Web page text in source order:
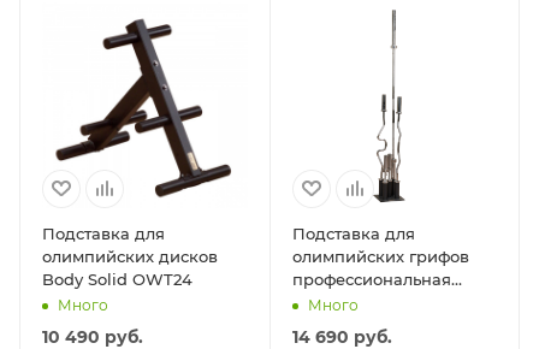
Подставка для
олимпийских дисков
Body Solid OWT24
Много
10 490 руб.
Подставка для
олимпийских грифов
профессиональная
BODI SOLID GOBH-5
Много
14 690 руб.